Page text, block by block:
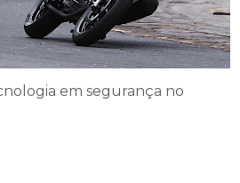
em segurança no